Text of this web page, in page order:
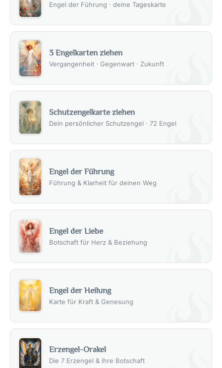
Engel der Führung · deine Tageskarte
3 Engelkarten ziehen
Vergangenheit · Gegenwart · Zukunft
Schutzengelkarte ziehen
Dein persönlicher Schutzengel · 72 Engel
Engel der Führung
Führung & Klarheit für deinen Weg
Engel der Liebe
Botschaft für Herz & Beziehung
Engel der Heilung
Karte für Kraft & Genesung
Erzengel-Orakel
Die 7 Erzengel & ihre Botschaft